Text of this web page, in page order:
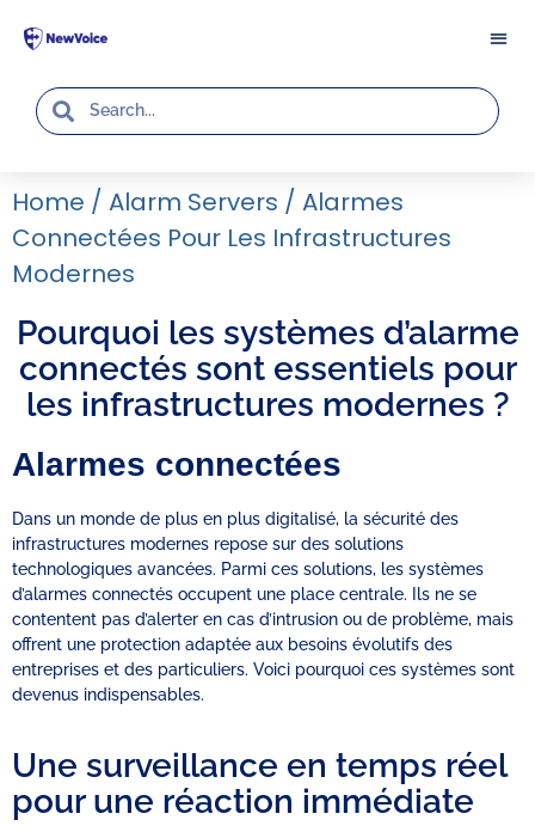
Home / Alarm Servers / Alarmes
Connectées Pour Les Infrastructures
Modernes
Pourquoi les systèmes d’alarme
connectés sont essentiels pour
les infrastructures modernes ?
Alarmes connectées
Dans un monde de plus en plus digitalisé, la sécurité des
infrastructures modernes repose sur des solutions
technologiques avancées. Parmi ces solutions, les systèmes
d’alarmes connectés occupent une place centrale. Ils ne se
contentent pas d’alerter en cas d’intrusion ou de problème, mais
offrent une protection adaptée aux besoins évolutifs des
entreprises et des particuliers. Voici pourquoi ces systèmes sont
devenus indispensables.
Une surveillance en temps réel
pour une réaction immédiate